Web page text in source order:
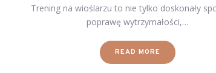
Trening na wioślarzu to nie tylko doskonały
poprawę wytrzymałości,…
READ MORE